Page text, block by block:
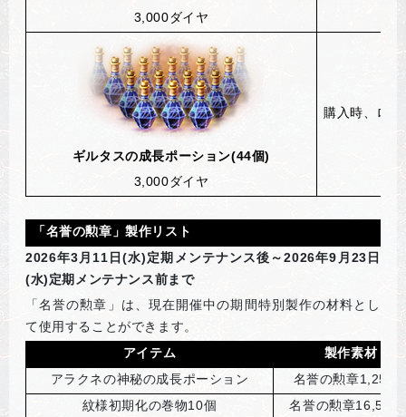
3,000ダイヤ
ギルタスの成長ポーション(44個)
3,000ダイヤ
購入時 ロ
「名誉の勲章」製作リスト
2026年3月11日(水)定期メンテナンス後～2026年9月23日
(水)定期メンテナンス前まで
「名誉の勲章」は、現在開催中の期間特別製作の材料とし
て使用することができます。
アイテム
製作素材
アラクネの神秘の成長ポーション
名誉の勲章1,250
紋様初期化の巻物10個
名誉の勲章16,500